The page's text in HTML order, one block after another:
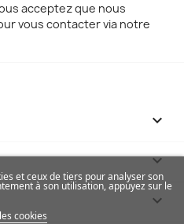
acceptez que nous
vous contacter via notre



et ceux de tiers pour analyser son
à son utilisation, appuyez sur le
cookies